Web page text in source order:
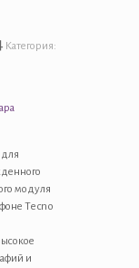
Категория:
модуля
Tecno
и